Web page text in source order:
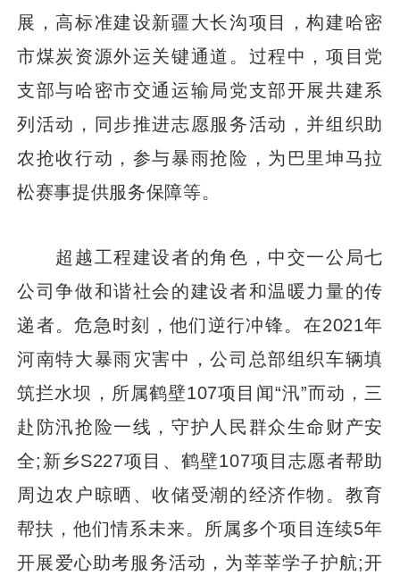
展，高标准建设新疆大长沟项目，构建哈密
市煤炭资源外运关键通道。过程中，项目党
支部与哈密市交通运输局党支部开展共建系
列活动，同步推进志愿服务活动，并组织助
农抢收行动，参与暴雨抢险，为巴里坤马拉
松赛事提供服务保障等。
超越工程建设者的角色，中交一公局七
公司争做和谐社会的建设者和温暖力量的传
递者。危急时刻，他们逆行冲锋。在2021年
河南特大暴雨灾害中，公司总部组织车辆填
筑拦水坝，所属鹤壁107项目闻“汛”而动，三
赴防汛抢险一线，守护人民群众生命财产安
全;新乡S227项目、鹤壁107项目志愿者帮助
周边农户晾晒、收储受潮的经济作物。教育
帮扶，他们情系未来。所属多个项目连续5年
开展爱心助考服务活动，为莘莘学子护航;开